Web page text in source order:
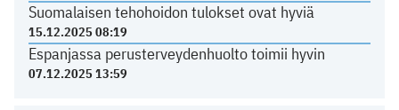
Suomalaisen tehohoidon tulokset ovat hyviä
15.12.2025 08:19
Espanjassa perusterveydenhuolto toimii hyvin
07.12.2025 13:59